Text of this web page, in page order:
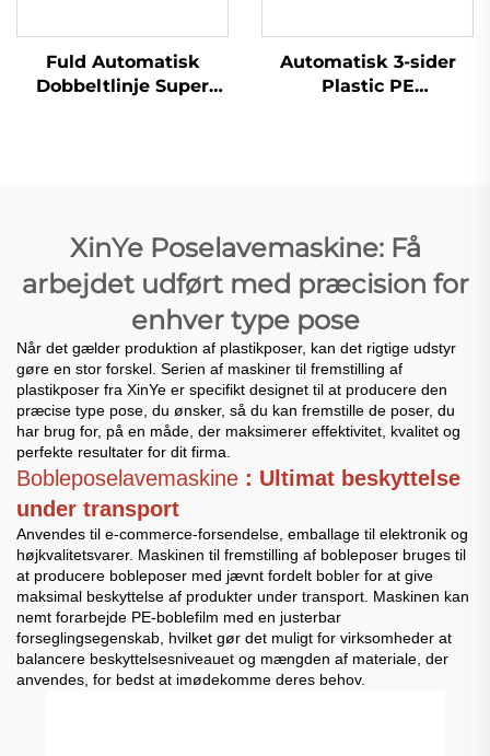
Fuld Automatisk
Dobbeltlinje Super
Automatisk 3-sider
Plastic PE
XinYe Poselavemaskine: Få
arbejdet udført med præcision for
enhver type pose
Når det gælder produktion af plastikposer, kan det rigtige udstyr
gøre en stor forskel. Serien af maskiner til fremstilling af
plastikposer fra XinYe er specifikt designet til at producere den
præcise type pose, du ønsker, så du kan fremstille de poser, du
har brug for, på en måde, der maksimerer effektivitet, kvalitet og
perfekte resultater for dit firma.
Bobleposelavemaskine : Ultimat beskyttelse
under transport
Anvendes til e-commerce-forsendelse, emballage til elektronik og
højkvalitetsvarer. Maskinen til fremstilling af bobleposer bruges til
at producere bobleposer med jævnt fordelt bobler for at give
maksimal beskyttelse af produkter under transport. Maskinen kan
nemt forarbejde PE-boblefilm med en justerbar
forseglingsegenskab, hvilket gør det muligt for virksomheder at
balancere beskyttelsesniveauet og mængden af materiale, der
anvendes, for bedst at imødekomme deres behov.